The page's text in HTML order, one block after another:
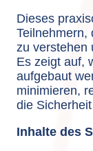
Dieses
Teilnehmern,
zu verstehen
Es zeigt auf,
aufgebaut
minimieren,
die
Inhalte des